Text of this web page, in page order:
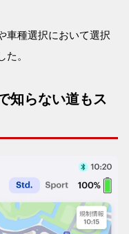
車種選択において選択
。
知らない道もス